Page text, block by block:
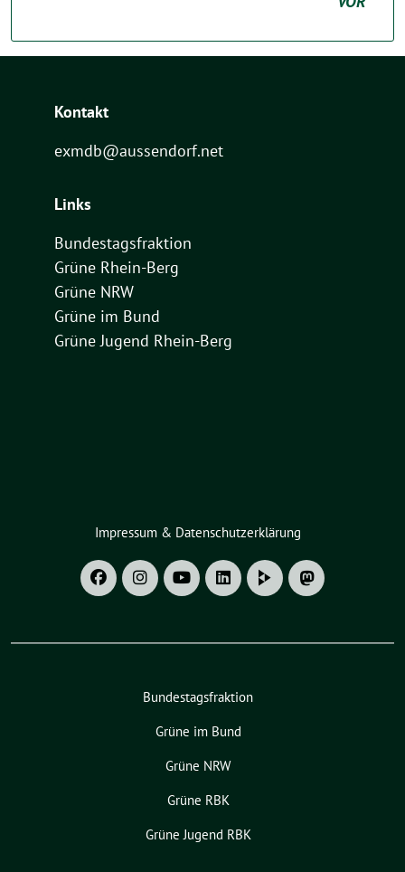
Kontakt
exmdb@aussendorf.net
Links
Bundestagsfraktion
Grüne Rhein-Berg
Grüne NRW
Grüne im Bund
Grüne Jugend Rhein-Berg
Impressum & Datenschutzerklärung
Bundestagsfraktion
Grüne im Bund
Grüne NRW
Grüne RBK
Grüne Jugend RBK